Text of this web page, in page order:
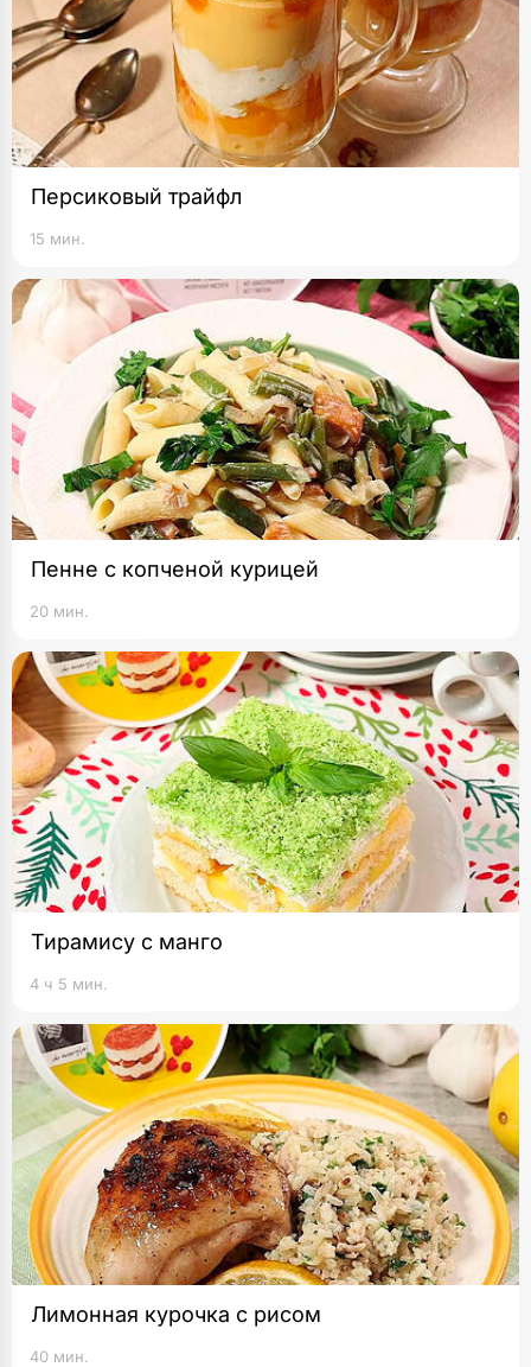
Персиковый трайфл
15 мин.
Пенне с копченой курицей
20 мин.
Тирамису с манго
4 ч 5 мин.
Лимонная курочка с рисом
40 мин.